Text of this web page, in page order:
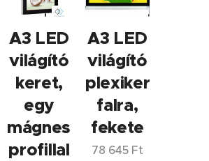
A3 LED
világító
keret,
egy
mágneses
profillal
A3 LED
világító
plexikeret
falra,
fekete
78 645Ft